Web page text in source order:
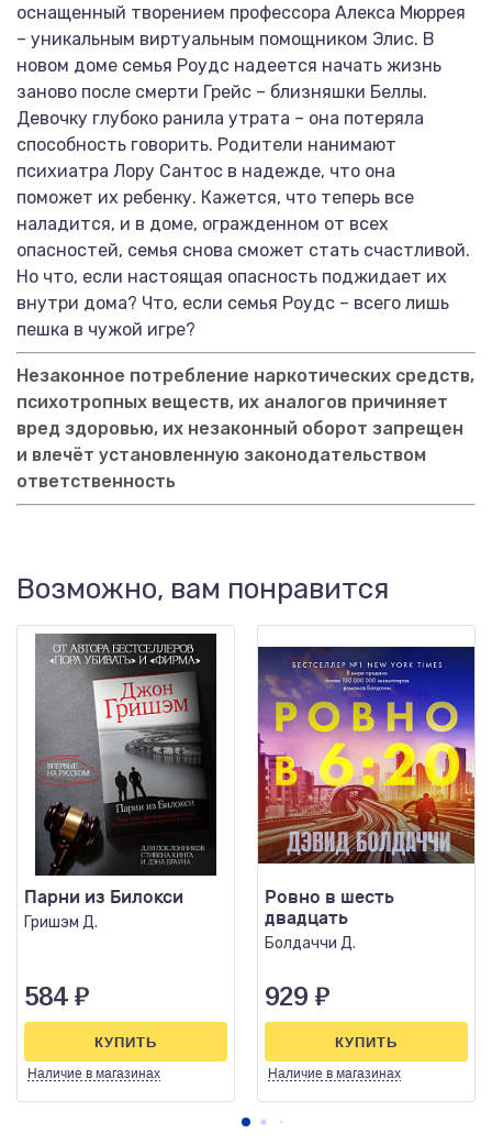
оснащенный творением профессора Алекса Мюррея
– уникальным виртуальным помощником Элис. В
новом доме семья Роудс надеется начать жизнь
заново после смерти Грейс – близняшки Беллы.
Девочку глубоко ранила утрата – она потеряла
способность говорить. Родители нанимают
психиатра Лору Сантос в надежде, что она
поможет их ребенку. Кажется, что теперь все
наладится, и в доме, огражденном от всех
опасностей, семья снова сможет стать счастливой.
Но что, если настоящая опасность поджидает их
внутри дома? Что, если семья Роудс – всего лишь
пешка в чужой игре?
Незаконное потребление наркотических средств,
психотропных веществ, их аналогов причиняет
вред здоровью, их незаконный оборот запрещен
и влечёт установленную законодательством
ответственность
Возможно, вам понравится
Парни из Билокси
Гришэм Д.
584 ₽
Наличие в магазинах
КУПИТЬ
Ровно в шесть
двадцать
Болдаччи Д.
929 ₽
Наличие в магазинах
КУПИТЬ